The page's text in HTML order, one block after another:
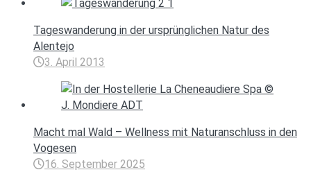
Tageswanderung in der ursprünglichen Natur des
Alentejo
3. April 2013
Macht mal Wald – Wellness mit Naturanschluss in den
Vogesen
16. September 2025